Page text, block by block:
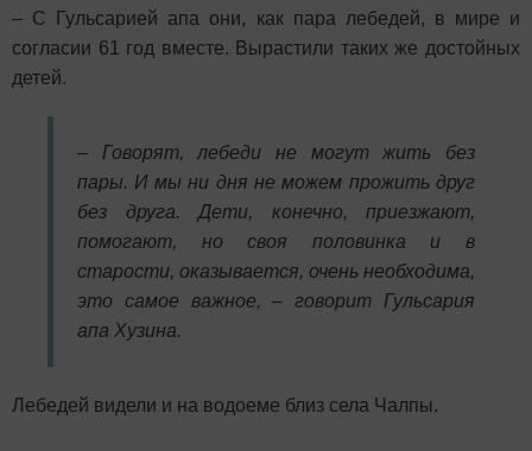
– С Гульсарией апа они, как пара лебедей, в мире и
согласии 61 год вместе. Вырастили таких же достойных
детей.
– Говорят, лебеди не могут жить без
пары. И мы ни дня не можем прожить друг
без друга. Дети, конечно, приезжают,
помогают, но своя половинка и в
старости, оказывается, очень необходима,
это самое важное, – говорит Гульсария
апа Хузина.
Лебедей видели и на водоеме близ села Чалпы.